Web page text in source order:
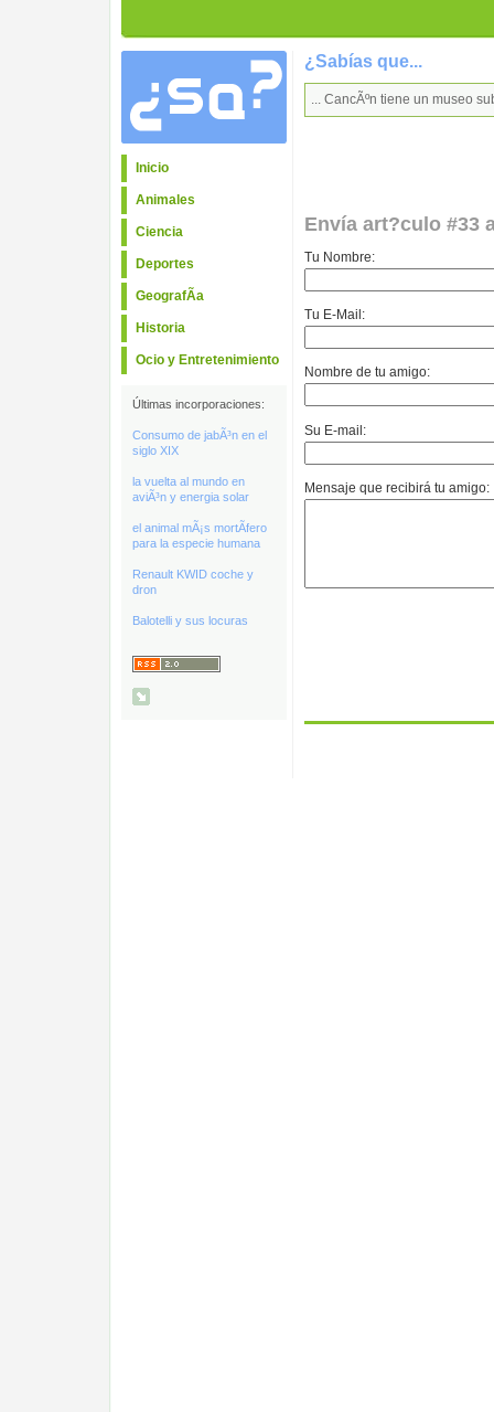
Inicio
Animales
Ciencia
Deportes
GeografÃ­a
Historia
Ocio y Entretenimiento
Últimas incorporaciones:
Consumo de jabÃ³n en el
siglo XIX
la vuelta al mundo en
aviÃ³n y energia solar
el animal mÃ¡s mortÃ­fero
para la especie humana
Renault KWID coche y
dron
Balotelli y sus locuras
¿Sabías que...
... CancÃºn tiene un museo
Envía art?culo #33
Tu Nombre:
Tu E-Mail:
Nombre de tu amigo:
Su E-mail:
Mensaje que recibirá tu amigo: